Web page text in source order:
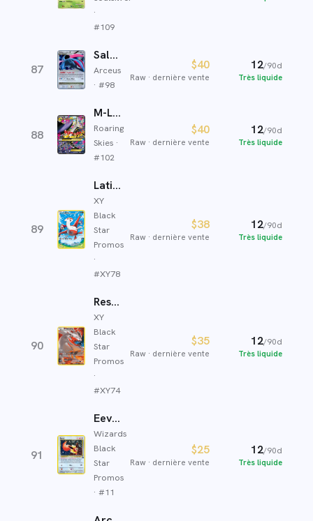
·
#109
87
Salamence LV.X
Arceus
· #98
$40
Raw · dernière vente
12/90d
Très liquide
88
M-Latios EX
Roaring
Skies ·
#102
$40
Raw · dernière vente
12/90d
Très liquide
89
Latias
XY
Black
Star
Promos
·
#XY78
$38
Raw · dernière vente
12/90d
Très liquide
90
Reshiram
XY
Black
Star
Promos
·
#XY74
$35
Raw · dernière vente
12/90d
Très liquide
91
Eevee
Wizards
Black
Star
Promos
· #11
$25
Raw · dernière vente
12/90d
Très liquide